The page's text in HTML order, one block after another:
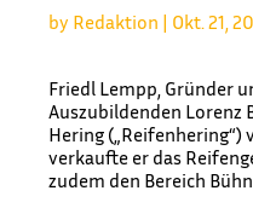
by Redaktion | Okt. 21,
Friedl Lempp, Gründer
Auszubildenden Lorenz
Hering
verkaufte er das
zudem den Bereich